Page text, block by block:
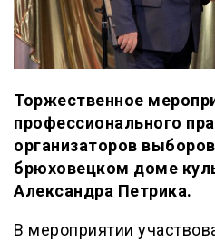
Торжественное
профессионального
организаторов
брюховецком доме
Александра Петрика.
В мероприятии